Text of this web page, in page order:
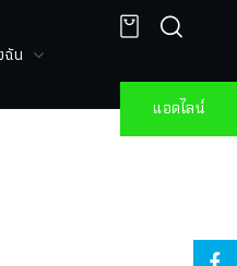
ฉัน
แอดไลน์